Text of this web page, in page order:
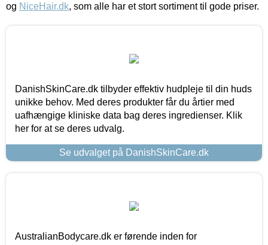
og NiceHair.dk, som alle har et stort sortiment til gode priser.
DanishSkinCare.dk tilbyder effektiv hudpleje til din huds
unikke behov. Med deres produkter får du årtier med
uafhængige kliniske data bag deres ingredienser. Klik
her for at se deres udvalg.
Se udvalget på DanishSkinCare.dk
AustralianBodycare.dk er førende inden for